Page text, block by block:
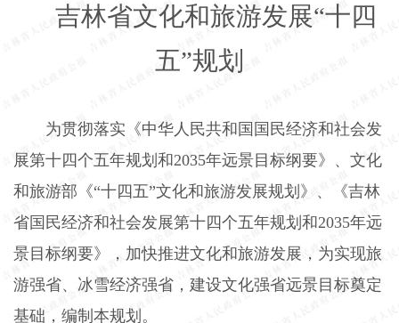
吉林省文化和旅游发展“十四
五”规划
为贯彻落实《中华人民共和国国民经济和社会发
展第十四个五年规划和2035年远景目标纲要》、文化
和旅游部《“十四五”文化和旅游发展规划》、《吉林
省国民经济和社会发展第十四个五年规划和2035年远
景目标纲要》，加快推进文化和旅游发展，为实现旅
游强省、冰雪经济强省，建设文化强省远景目标奠定
基础，编制本规划。